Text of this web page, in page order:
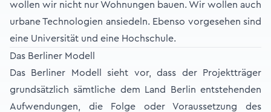
wollen wir nicht nur Wohnungen bauen. Wir wollen auch
urbane Technologien ansiedeln. Ebenso vorgesehen sind
eine Universität und eine Hochschule.
Das Berliner Modell
Das Berliner Modell sieht vor, dass der Projektträger
grundsätzlich sämtliche dem Land Berlin entstehenden
Aufwendungen, die Folge oder Voraussetzung des